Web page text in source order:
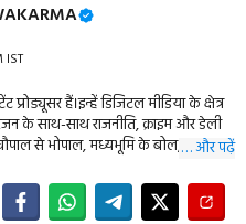
IST
हैं।इन्हें डिजिटल मीडिया के क्षेत्र
के साथ-साथ राजनीति, क्राइम और डेली
से भोपाल, मध्यभूमि के बोल,… और पढ़ें